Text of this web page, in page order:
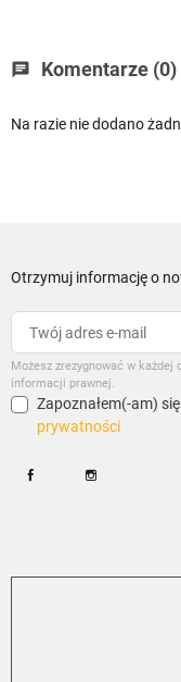
chat Komentarze (0)
Na razie nie dodano
Otrzymuj informację o
Możesz zrezygnować w każdej
informacji prawnej.
Zapoznałem(-am)
prywatności